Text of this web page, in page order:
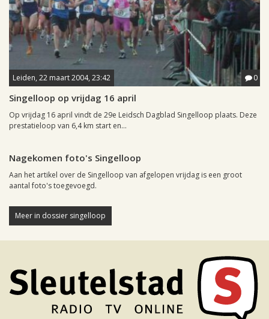
Leiden, 22 maart 2004, 23:42 0
Singelloop op vrijdag 16 april
Op vrijdag 16 april vindt de 29e Leidsch Dagblad Singelloop plaats. Deze
prestatieloop van 6,4 km start en...
Nagekomen foto's Singelloop
Aan het artikel over de Singelloop van afgelopen vrijdag is een groot
aantal foto's toegevoegd.
Meer in dossier singelloop